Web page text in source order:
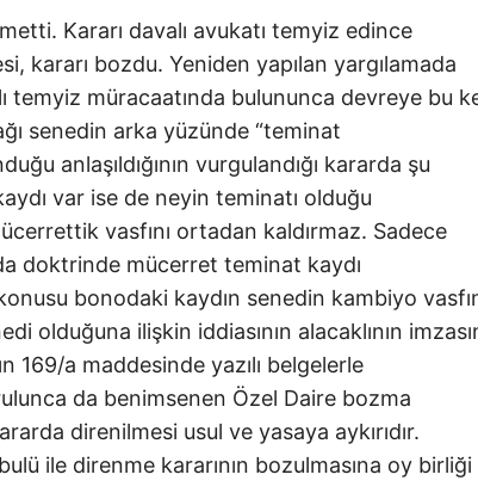
Kararı davalı avukatı temyiz edince
kararı bozdu. Yeniden yapılan yargılamada
temyiz müracaatında bulununca devreye bu
senedin arka yüzünde “teminat
anlaşıldığının vurgulandığı kararda şu
var ise de neyin teminatı olduğu
vasfını ortadan kaldırmaz. Sadece
doktrinde mücerret teminat kaydı
bonodaki kaydın senedin kambiyo
olduğuna ilişkin iddiasının alacaklının
169/a maddesinde yazılı belgelerle
da benimsenen Özel Daire bozma
direnilmesi usul ve yasaya aykırıdır.
ile direnme kararının bozulmasına oy birliği